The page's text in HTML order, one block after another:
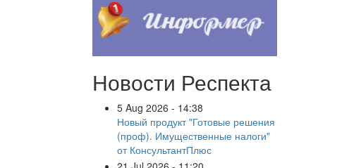
Новости Респекта
5 Aug 2026 - 14:38
Новый продукт "Готовые решения
(проф). Имущественные налоги"
от КонсультантПлюс